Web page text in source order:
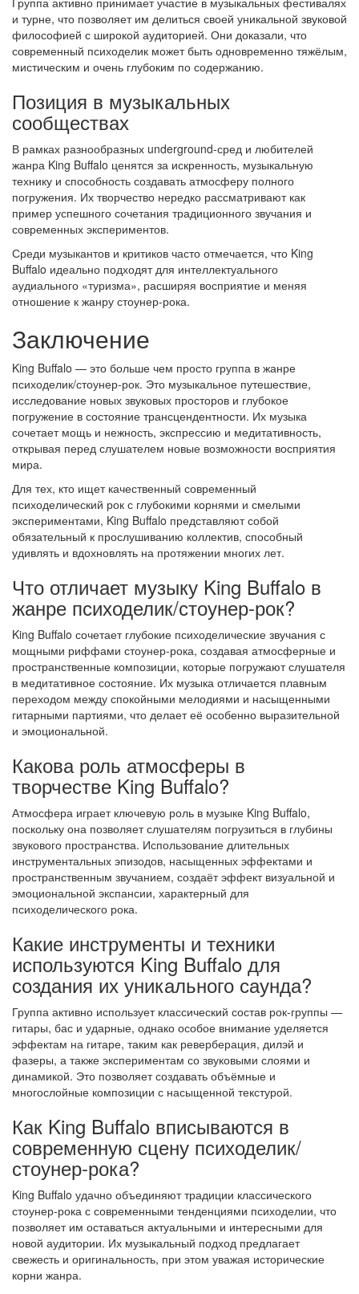
и турне, что позволяет им делиться своей уникальной звуковой
философией с широкой аудиторией. Они доказали, что
современный психоделик может быть одновременно тяжёлым,
мистическим и очень глубоким по содержанию.
Позиция в музыкальных
сообществах
В рамках разнообразных underground-сред и любителей
жанра King Buffalo ценятся за искренность, музыкальную
технику и способность создавать атмосферу полного
погружения. Их творчество нередко рассматривают как
пример успешного сочетания традиционного звучания и
современных экспериментов.
Среди музыкантов и критиков часто отмечается, что King
Buffalo идеально подходят для интеллектуального
аудиального «туризма», расширяя восприятие и меняя
отношение к жанру стоунер-рока.
Заключение
King Buffalo — это больше чем просто группа в жанре
психоделик/стоунер-рок. Это музыкальное путешествие,
исследование новых звуковых просторов и глубокое
погружение в состояние трансцендентности. Их музыка
сочетает мощь и нежность, экспрессию и медитативность,
открывая перед слушателем новые возможности восприятия
мира.
Для тех, кто ищет качественный современный
психоделический рок с глубокими корнями и смелыми
экспериментами, King Buffalo представляют собой
обязательный к прослушиванию коллектив, способный
удивлять и вдохновлять на протяжении многих лет.
Что отличает музыку King Buffalo в
жанре психоделик/стоунер-рок?
King Buffalo сочетает глубокие психоделические звучания с
мощными риффами стоунер-рока, создавая атмосферные и
пространственные композиции, которые погружают слушателя
в медитативное состояние. Их музыка отличается плавным
переходом между спокойными мелодиями и насыщенными
гитарными партиями, что делает её особенно выразительной
и эмоциональной.
Какова роль атмосферы в
творчестве King Buffalo?
Атмосфера играет ключевую роль в музыке King Buffalo,
поскольку она позволяет слушателям погрузиться в глубины
звукового пространства. Использование длительных
инструментальных эпизодов, насыщенных эффектами и
пространственным звучанием, создаёт эффект визуальной и
эмоциональной экспансии, характерный для
психоделического рока.
Какие инструменты и техники
используются King Buffalo для
создания их уникального саунда?
Группа активно использует классический состав рок-группы —
гитары, бас и ударные, однако особое внимание уделяется
эффектам на гитаре, таким как реверберация, дилэй и
фазеры, а также экспериментам со звуковыми слоями и
динамикой. Это позволяет создавать объёмные и
многослойные композиции с насыщенной текстурой.
Как King Buffalo вписываются в
современную сцену психоделик/
стоунер-рока?
King Buffalo удачно объединяют традиции классического
стоунер-рока с современными тенденциями психоделии, что
позволяет им оставаться актуальными и интересными для
новой аудитории. Их музыкальный подход предлагает
свежесть и оригинальность, при этом уважая исторические
корни жанра.